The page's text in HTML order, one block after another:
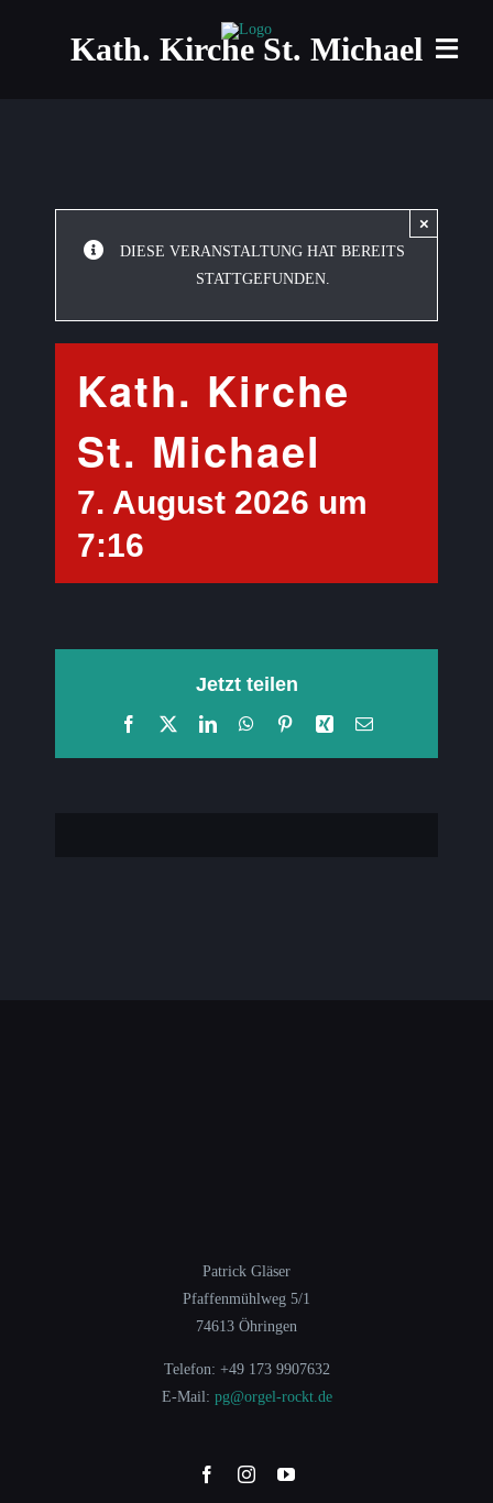
Termine
Kath. Kirche St. Michael
DIESE VERANSTALTUNG HAT BEREITS
STATTGEFUNDEN.
×
Kath. Kirche
St. Michael
7. August 2026 um
7:16
Jetzt teilen
Facebook LinkedInWhatsApp
PinterestXing E-
Patrick Gläser
Pfaffenmühlweg 5/1
74613 Öhringen
Telefon: +49 173 9907632
E-Mail: pg@orgel-rockt.de